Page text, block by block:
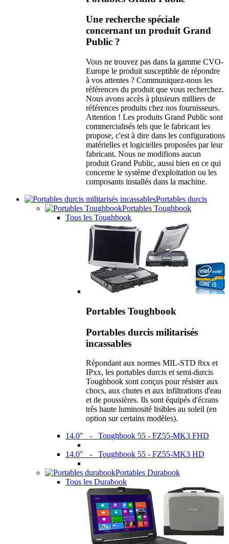
Une recherche spéciale
concernant un produit Grand
Public ?
Vous ne trouvez pas dans la gamme CVO-
Europe le produit susceptible de répondre
à vos attentes ? Communiquez-nous les
références du produit que vous recherchez.
Nous avons accès à plusieurs milliers de
références produits chez nos fournisseurs.
Attention ! Les produits Grand Public sont
commercialisés tels que le fabricant les
propose, c'est à dire dans les configurations
matérielles et logicielles proposées par leur
fabricant. Nous ne modifions aucun
produit Grand Public, aussi bien en ce qui
concerne le système d'exploitation ou les
composants installés dans la machine.
Portables durcis
Portables Toughbook
Tous les Toughbook
Portables Toughbook
Portables durcis militarisés
incassables
Répondant aux normes MIL-STD 8xx et
IPxx, les portables durcis et semi-durcis
Toughbook sont conçus pour résister aux
chocs, aux chutes et aux infiltrations d'eau
et de poussières. Ils sont équipés d'écrans
très haute luminosité lisibles au soleil (en
option sur certains modèles).
14.0" - Toughbook 55 - FZ55-MK3 FHD
14.0" - Toughbook 55 - FZ55-MK3 HD
Portables Durabook
Tous les Durabook